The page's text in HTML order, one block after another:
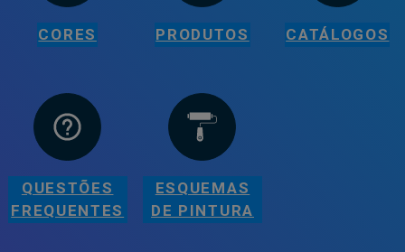
CORES PRODUTOS CATÁLOGOS
QUESTÕES
FREQUENTES
ESQUEMAS
DE PINTURA